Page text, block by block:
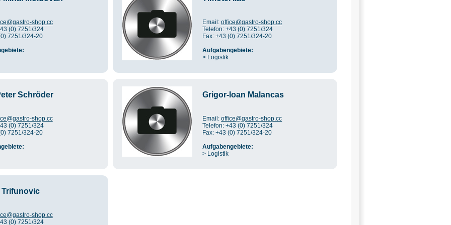
shop.cc
(0) 7251/324
7251/324-20
Email:office@gastro-shop.cc
Telefon: +43 (0) 7251/324
Fax: +43 (0) 7251/324-20
Aufgabengebiete:
> Logistik
Schröder
shop.cc
(0) 7251/324
7251/324-20
Grigor-Ioan Malancas
Email:office@gastro-shop.cc
Telefon: +43 (0) 7251/324
Fax: +43 (0) 7251/324-20
Aufgabengebiete:
> Logistik
Trifunovic
shop.cc
(0) 7251/324